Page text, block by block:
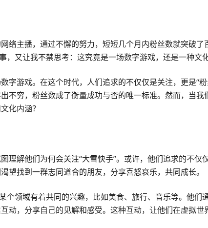
络主播，通过不懈的努力，短短几个月内粉丝数就突破了
，又让我不禁思考：这究竟是一场数字游戏，还是一种文
字游戏。在这个时代，人们追求的不仅仅是关注，更是“
不穷，粉丝数成了衡量成功与否的唯一标准。然而，当我
化内涵？
理解他们为何会关注“大雪快手”。或许，他们追求的不仅
望找到一群志同道合的朋友，分享喜怒哀乐，共同成长。
个领域有着共同的兴趣，比如美食、旅行、音乐等。他们
动，分享自己的见解和感受。这种互动，让他们在虚拟世